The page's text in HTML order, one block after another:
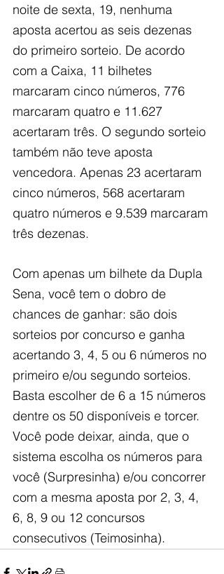
noite de sexta, 19, nenhuma
aposta acertou as seis dezenas
do primeiro sorteio. De acordo
com a Caixa, 11 bilhetes
marcaram cinco números, 776
marcaram quatro e 11.627
acertaram três. O segundo sorteio
também não teve aposta
vencedora. Apenas 23 acertaram
cinco números, 568 acertaram
quatro números e 9.539 marcaram
três dezenas.
Com apenas um bilhete da Dupla
Sena, você tem o dobro de
chances de ganhar: são dois
sorteios por concurso e ganha
acertando 3, 4, 5 ou 6 números no
primeiro e/ou segundo sorteios.
Basta escolher de 6 a 15 números
dentre os 50 disponíveis e torcer.
Você pode deixar, ainda, que o
sistema escolha os números para
você (Surpresinha) e/ou concorrer
com a mesma aposta por 2, 3, 4,
6, 8, 9 ou 12 concursos
consecutivos (Teimosinha).